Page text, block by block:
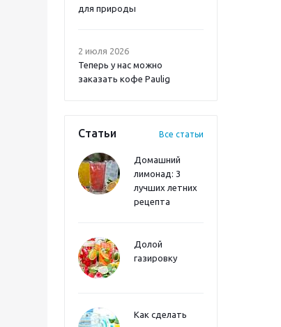
для природы
2 июля 2026
Теперь у нас можно
заказать кофе Paulig
Статьи Все статьи
Домашний
лимонад: 3
лучших летних
рецепта
Долой
газировку
Как сделать